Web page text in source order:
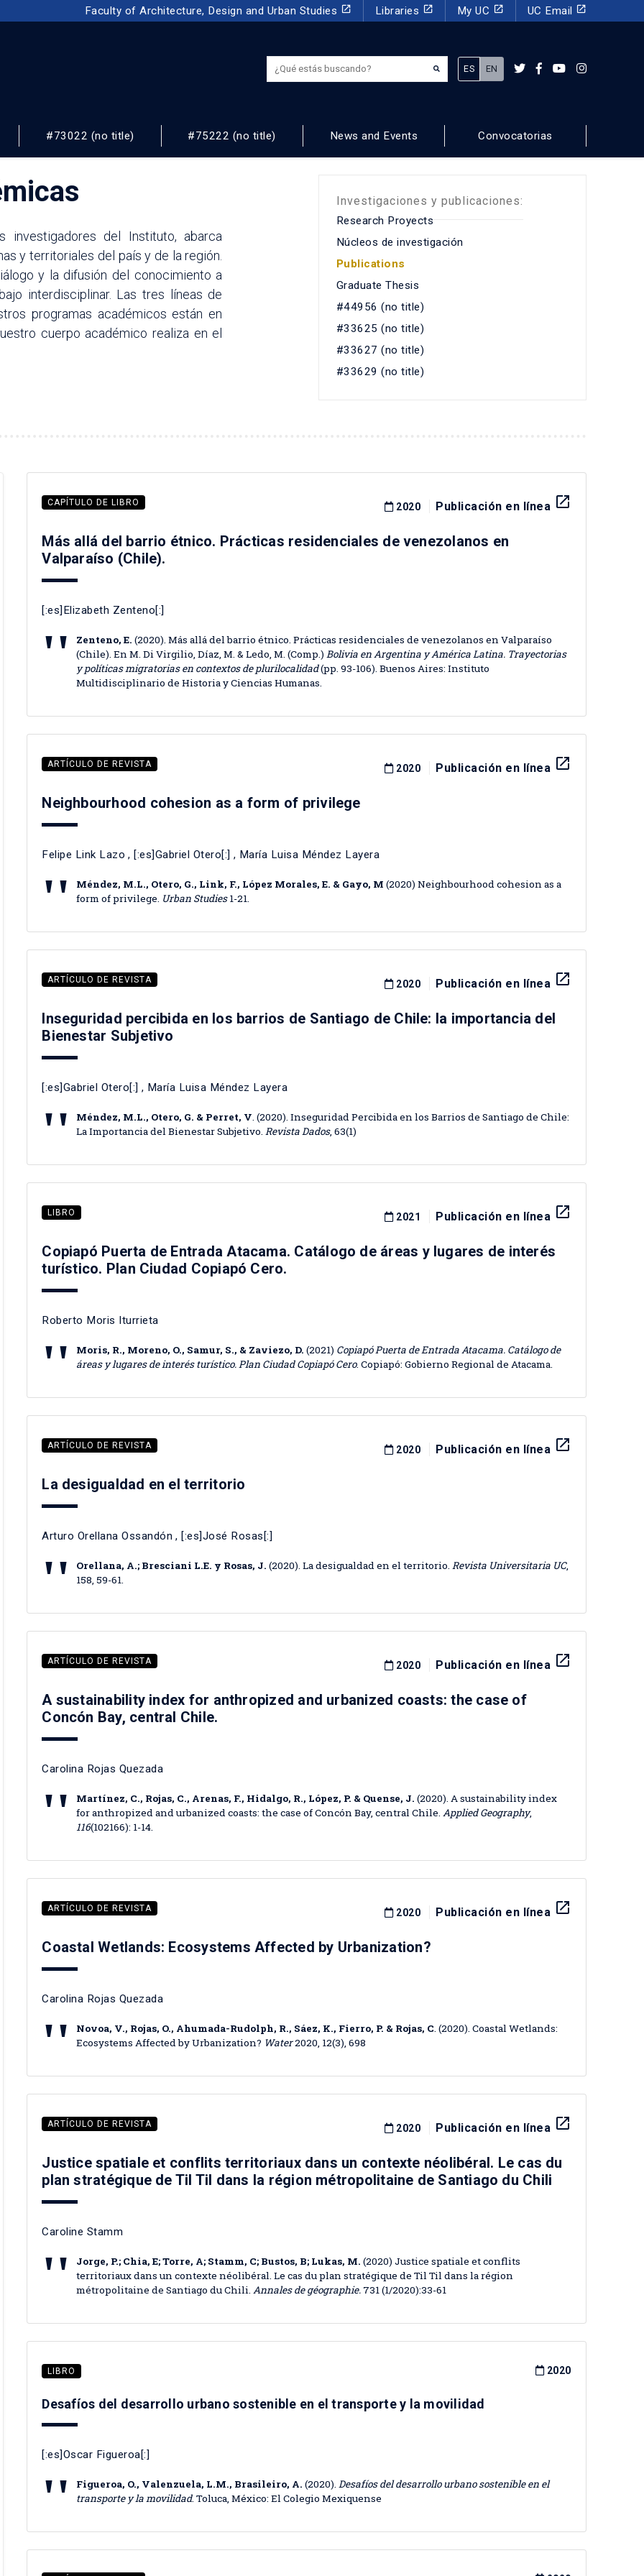
Faculty of Architecture, Design and Urban Studies launch Libraries launch My UC launch UC Email launch
¿Qué estás buscando?
ES EN
#73022 (no title) #75222 (no title) News and Events Convocatorias
del Instituto, abarca
y territoriales del país y de la región.
y la difusión del conocimiento a
interdisciplinar. Las tres líneas de
programas académicos están en
cuerpo académico realiza en el
Investigaciones y publicaciones:
Research Proyects
Núcleos de investigación
Publications
Graduate Thesis
#44956 (no title)
#33625 (no title)
#33627 (no title)
#33629 (no title)
CAPÍTULO DE LIBRO 2020 Publicación en línea launch
Más allá del barrio étnico. Prácticas residenciales de venezolanos en
Valparaíso (Chile).
[:es]Elizabeth Zenteno[:]
Zenteno, E. (2020). Más allá del barrio étnico. Prácticas residenciales de venezolanos en Valparaíso
(Chile). En M. Di Virgilio, Díaz, M. & Ledo, M. (Comp.)Bolivia en Argentina y América Latina. Trayectorias
y políticas migratorias en contextos de plurilocalidad(pp. 93-106). Buenos Aires: Instituto
Multidisciplinario de Historia y Ciencias Humanas.
ARTÍCULO DE REVISTA 2020 Publicación en línea launch
Neighbourhood cohesion as a form of privilege
Felipe Link Lazo , [:es]Gabriel Otero[:] , María Luisa Méndez Layera
Méndez, M.L., Otero, G., Link, F., López Morales, E. & Gayo, M (2020) Neighbourhood cohesion as a
form of privilege. Urban Studies1-21.
ARTÍCULO DE REVISTA 2020 Publicación en línea launch
Inseguridad percibida en los barrios de Santiago de Chile: la importancia del
Bienestar Subjetivo
[:es]Gabriel Otero[:] , María Luisa Méndez Layera
Méndez, M.L., Otero, G. & Perret, V. (2020). Inseguridad Percibida en los Barrios de Santiago de Chile:
La Importancia del Bienestar Subjetivo.Revista Dados, 63(1)
LIBRO 2021 Publicación en línea launch
Copiapó Puerta de Entrada Atacama. Catálogo de áreas y lugares de interés
turístico. Plan Ciudad Copiapó Cero.
Roberto Moris Iturrieta
Moris, R., Moreno, O., Samur, S., & Zaviezo, D. (2021) Copiapó Puerta de Entrada Atacama. Catálogo de
áreas y lugares de interés turístico. Plan Ciudad Copiapó Cero. Copiapó: Gobierno Regional de Atacama.
ARTÍCULO DE REVISTA 2020 Publicación en línea launch
La desigualdad en el territorio
Arturo Orellana Ossandón , [:es]José Rosas[:]
Orellana, A.; Bresciani L.E. y Rosas, J. (2020). La desigualdad en el territorio.Revista Universitaria UC,
158, 59-61.
ARTÍCULO DE REVISTA 2020 Publicación en línea launch
A sustainability index for anthropized and urbanized coasts: the case of
Concón Bay, central Chile.
Carolina Rojas Quezada
Martínez, C., Rojas, C., Arenas, F., Hidalgo, R., López, P. & Quense, J. (2020). A sustainability index
for anthropized and urbanized coasts: the case of Concón Bay, central Chile.Applied Geography,
116(102166): 1-14.
ARTÍCULO DE REVISTA 2020 Publicación en línea launch
Coastal Wetlands: Ecosystems Affected by Urbanization?
Carolina Rojas Quezada
Novoa, V., Rojas, O., Ahumada-Rudolph, R., Sáez, K., Fierro, P. & Rojas, C. (2020). Coastal Wetlands:
Ecosystems Affected by Urbanization? Water2020, 12(3), 698
ARTÍCULO DE REVISTA 2020 Publicación en línea launch
Justice spatiale et conflits territoriaux dans un contexte néolibéral. Le cas du
plan stratégique de Til Til dans la région métropolitaine de Santiago du Chili
Caroline Stamm
Jorge, P.; Chia, E; Torre, A; Stamm, C; Bustos, B; Lukas, M. (2020) Justice spatiale et conflits
territoriaux dans un contexte néolibéral. Le cas du plan stratégique de Til Til dans la région
métropolitaine de Santiago du Chili.Annales de géographie. 731 (1/2020):33-61
LIBRO 2020
Desafíos del desarrollo urbano sostenible en el transporte y la movilidad
[:es]Oscar Figueroa[:]
Figueroa, O., Valenzuela, L.M., Brasileiro, A. (2020).Desafíos del desarrollo urbano sostenible en el
transporte y la movilidad. Toluca, México: El Colegio Mexiquense